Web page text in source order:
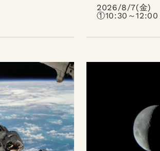
2026/8/7(金)
①10:30～